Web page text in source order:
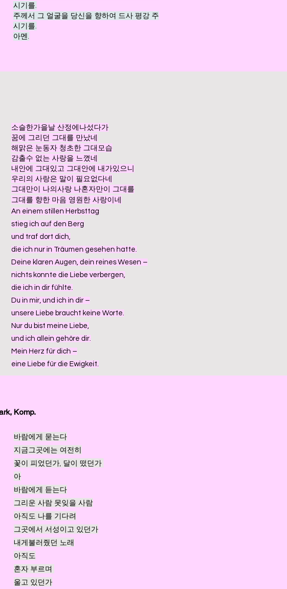
시기를.
주께서 그 얼굴을 당신을 향하여 드사 평강 주
시기를.
아멘.
소슬한가을날 산정에나섰다가
꿈에 그리던 그대를 만났네
해맑은 눈동자 청초한 그대모습
감출수 없는 사랑을 느꼈네
내안에 그대있고 그대안에 내가있으니
우리의 사랑은 말이 필요없다네
그대만이 나의사랑 나혼자만이 그대를
​그대를 향한 마음 영원한 사랑이네
An einem stillen Herbsttag
stieg ich auf den Berg
und traf dort dich,
die ich nur in Träumen gesehen hatte.
Deine klaren Augen, dein reines Wesen –
nichts konnte die Liebe verbergen,
die ich in dir fühlte.
Du in mir, und ich in dir –
unsere Liebe braucht keine Worte.
Nur du bist meine Liebe,
und ich allein gehöre dir.
Mein Herz für dich –
eine Liebe für die Ewigkeit.
Komp.
바람에게 묻는다
지금그곳에는 여전히
꽃이 피었던가, 달이 떴던가
아
바람에게 듣는다
그리운 사람 못잊을 사람
아직도 나를 기다려
그곳에서 서성이고 있던가
내게불러줬던 노래
아직도
혼자 부르며
울고 있던가